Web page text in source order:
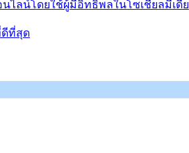
นไลน์โดยใช้ผู้มีอิทธิพลในโซเชียลมีเดีย
ดีที่สุด